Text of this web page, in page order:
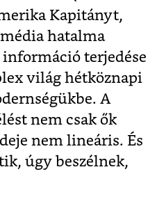
Kapitányt,
hatalma
terjedése
világ hétköznapi
A
nem csak ők
nem lineáris. És
úgy beszélnek,